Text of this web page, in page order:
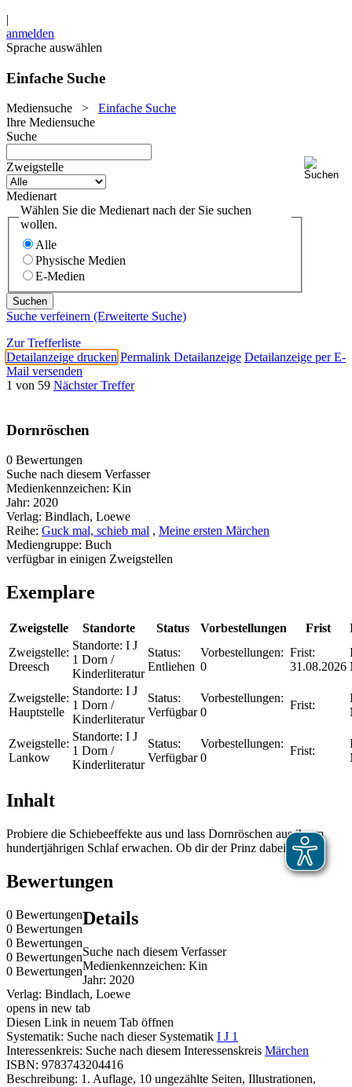
|
anmelden
Sprache auswählen
Einfache Suche
Mediensuche > Einfache Suche
Ihre Mediensuche
Suche
Zweigstelle
Medienart
Wählen Sie die Medienart nach der Sie suchen
wollen.
Alle
Physische Medien
E-Medien
Suche verfeinern (Erweiterte Suche)
Zur Trefferliste
Detailanzeige drucken Permalink Detailanzeige Detailanzeige per E-
Mail versenden
1 von 59 Nächster Treffer
Dornröschen
0 Bewertungen
Suche nach diesem Verfasser
Medienkennzeichen: Kin
Jahr: 2020
Verlag: Bindlach, Loewe
Reihe: Guck mal, schieb mal , Meine ersten Märchen
Mediengruppe: Buch
verfügbar in einigen Zweigstellen
Exemplare
Zweigstelle Standorte Status Vorbestellungen Frist
Zweigstelle:
Dreesch
Standorte: I J
1 Dorn /
Kinderliteratur
Status:
Entliehen
Vorbestellungen:
0
Frist:
31.08.2026
Zweigstelle:
Hauptstelle
Standorte: I J
1 Dorn /
Kinderliteratur
Status:
Verfügbar
Vorbestellungen:
0
Frist:
Zweigstelle:
Lankow
Standorte: I J
1 Dorn /
Kinderliteratur
Status:
Verfügbar
Vorbestellungen:
0
Frist:
Inhalt
Probiere die Schiebeeffekte aus und lass Dornröschen aus ihrem
hundertjährigen Schlaf erwachen. Ob dir der Prinz dabei hilft?
Bewertungen
0 Bewertungen
0 Bewertungen
0 Bewertungen
0 Bewertungen
0 Bewertungen
Details
Suche nach diesem Verfasser
Medienkennzeichen: Kin
Jahr: 2020
Verlag: Bindlach, Loewe
opens in new tab
Diesen Link in neuem Tab öffnen
Systematik: Suche nach dieser Systematik I J 1
Interessenkreis: Suche nach diesem Interessenskreis Märchen
ISBN: 9783743204416
Beschreibung: 1. Auflage, 10 ungezählte Seiten, Illustrationen,